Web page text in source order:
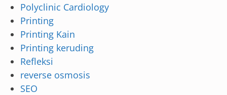
Polyclinic Cardiology
Printing
Printing Kain
Printing keruding
Refleksi
reverse osmosis
SEO